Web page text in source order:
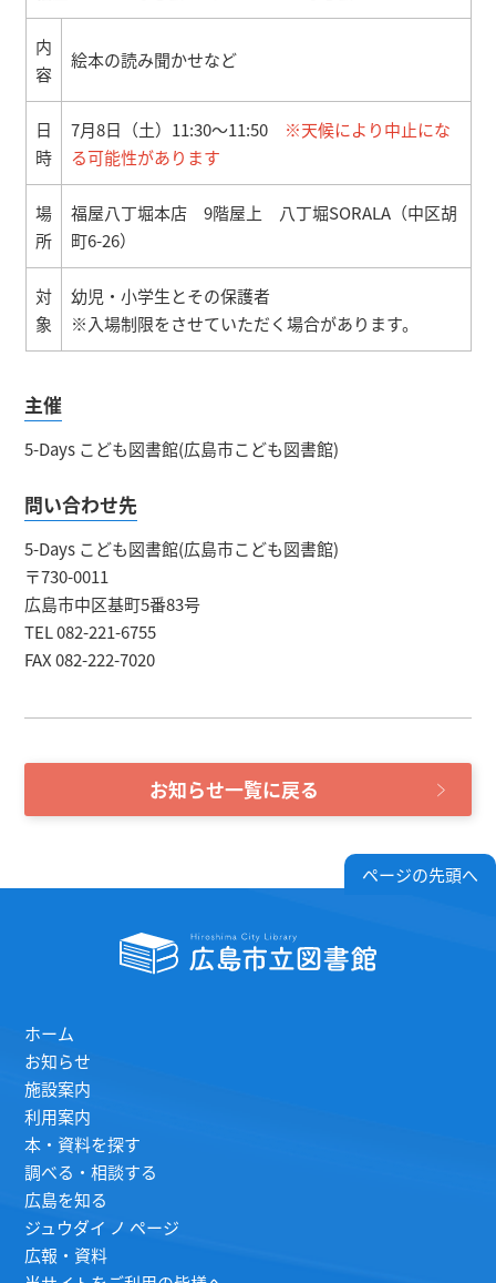
内
容
絵本の読み聞かせなど
日
時
7月8日（土）11:30～11:50
※天候により中止にな
る可能性があります
場
所
福屋八丁堀本店 9階屋上 八丁堀SORALA（中区胡
町6-26）
対
象
幼児・小学生とその保護者
※入場制限をさせていただく場合があります。
主催
5-Days こども図書館(広島市こども図書館)
問い合わせ先
5-Days こども図書館(広島市こども図書館)
〒730-0011
広島市中区基町5番83号
TEL 082-221-6755
FAX 082-222-7020
お知らせ一覧に戻る
ページの先頭へ
ホーム
お知らせ
施設案内
利用案内
本・資料を探す
調べる・相談する
広島を知る
ジュウダイ ノ ページ
広報・資料